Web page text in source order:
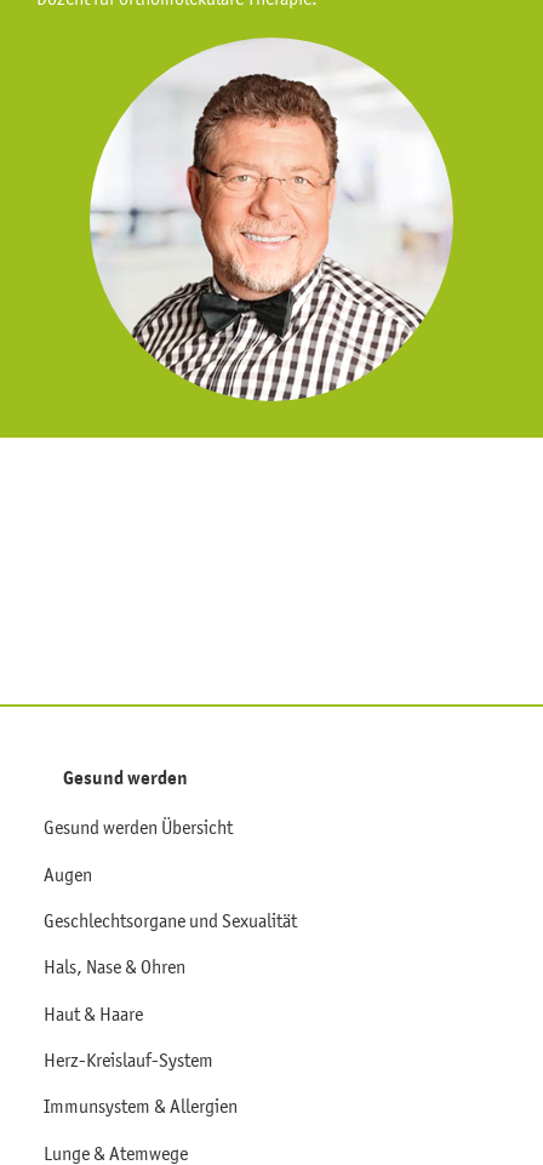
Gesund werden
Gesund werden Übersicht
Augen
Geschlechtsorgane und Sexualität
Hals, Nase & Ohren
Haut & Haare
Herz-Kreislauf-System
Immunsystem & Allergien
Lunge & Atemwege